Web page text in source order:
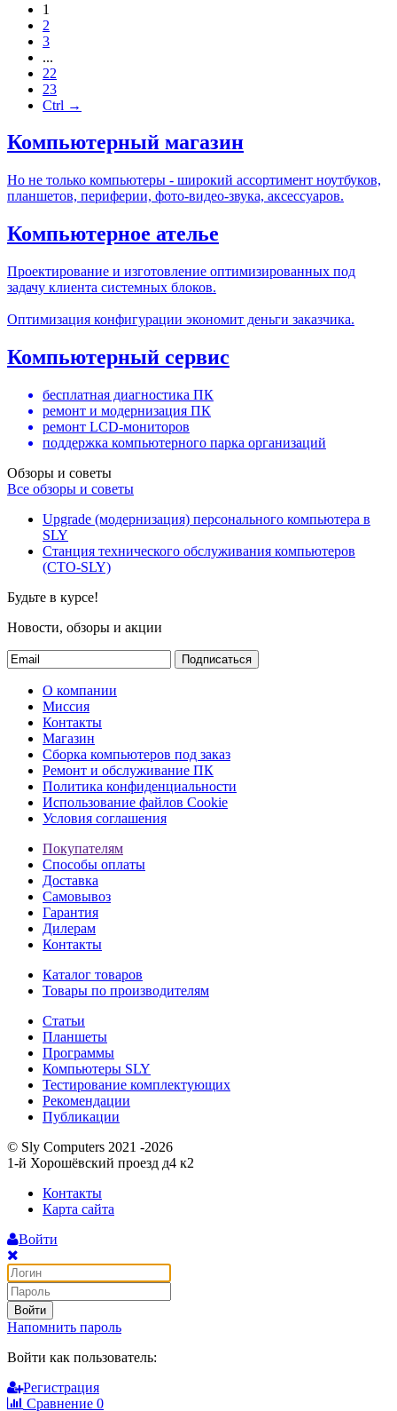
1
2
3
...
22
23
Ctrl →
Компьютерный магазин
Но не только компьютеры - широкий ассортимент ноутбуков,
планшетов, периферии, фото-видео-звука, аксессуаров.
Компьютерное ателье
Проектирование и изготовление оптимизированных под
задачу клиента системных блоков.
Оптимизация конфигурации экономит деньги заказчика.
Компьютерный сервис
бесплатная диагностика ПК
ремонт и модернизация ПК
ремонт LCD-мониторов
поддержка компьютерного парка организаций
Обзоры и советы
Все обзоры и советы
Upgrade (модернизация) персонального компьютера в
SLY
Станция технического обслуживания компьютеров
(СТО-SLY)
Будьте в курсе!
Новости, обзоры и акции
Подписаться
О компании
Миссия
Контакты
Магазин
Сборка компьютеров под заказ
Ремонт и обслуживание ПК
Политика конфиденциальности
Использование файлов Cookie
Условия соглашения
Покупателям
Способы оплаты
Доставка
Самовывоз
Гарантия
Дилерам
Контакты
Каталог товаров
Товары по производителям
Статьи
Планшеты
Программы
Компьютеры SLY
Тестирование комплектующих
Рекомендации
Публикации
© Sly Computers 2021 -2026
1-й Хорошёвский проезд д4 к2
Контакты
Карта сайта
Войти
Войти
Напомнить пароль
Войти как пользователь:
Регистрация
Сравнение 0